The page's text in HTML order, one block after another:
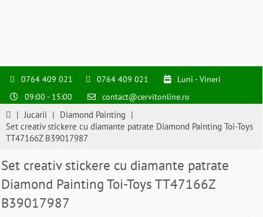
0764 409 021 0764 409 021
Luni - Vineri
09:00 - 15:00
contact@cervitonline.ro
| Jucarii | Diamond Painting |
Set creativ stickere cu diamante patrate Diamond Painting Toi-Toys
TT47166Z B39017987
Set creativ stickere cu diamante patrate
Diamond Painting Toi-Toys TT47166Z
B39017987